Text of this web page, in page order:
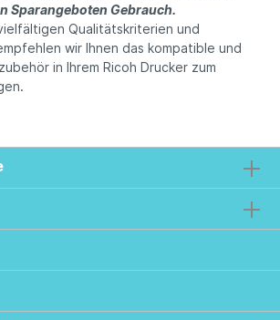
Sparangeboten Gebrauch.
Qualitätskriterien und
wir Ihnen das kompatible und
in Ihrem Ricoh Drucker zum